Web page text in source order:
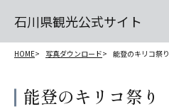
石川県観光公式サイト
HOME 写真ダウンロード 能登のキリコ祭り
能登のキリコ祭り